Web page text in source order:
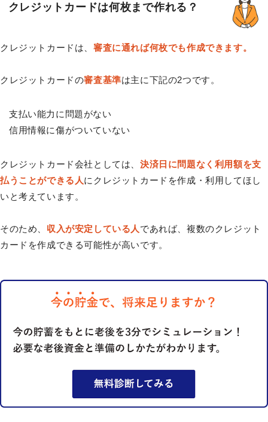
クレジットカードは何枚まで作れる？
クレジットカードは、 審査に通れば何枚でも作成できます。
クレジットカードの審査基準は主に下記の2つです。
支払い能力に問題がない
信用情報に傷がついていない
クレジットカード会社としては、 決済日に問題なく利用額を支
払うことができる人にクレジットカードを作成・利用してほし
いと考えています。
そのため、 収入が安定している人 であれば、複数のクレジット
カードを作成できる可能性が高いです。